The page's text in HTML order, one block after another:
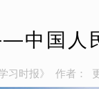
中国人
习时报》 作者：